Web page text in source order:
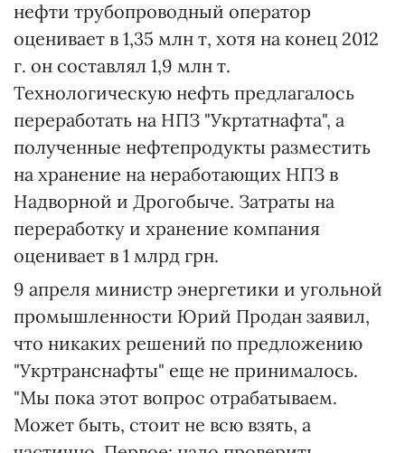
нефти трубопроводный оператор
оценивает в 1,35 млн т, хотя на конец 2012
г. он составлял 1,9 млн т.
Технологическую нефть предлагалось
переработать на НПЗ "Укртатнафта", а
полученные нефтепродукты разместить
на хранение на неработающих НПЗ в
Надворной и Дрогобыче. Затраты на
переработку и хранение компания
оценивает в 1 млрд грн.
9 апреля министр энергетики и угольной
промышленности Юрий Продан заявил,
что никаких решений по предложению
"Укртранснафты" еще не принималось.
"Мы пока этот вопрос отрабатываем.
Может быть, стоит не всю взять, а